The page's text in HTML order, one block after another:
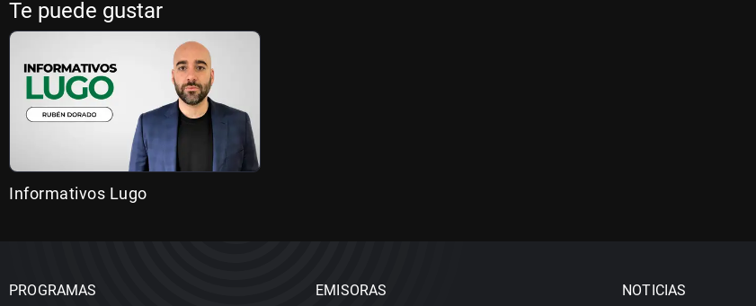
Te puede gustar
Informativos Lugo
PROGRAMAS EMISORAS NOTICIAS